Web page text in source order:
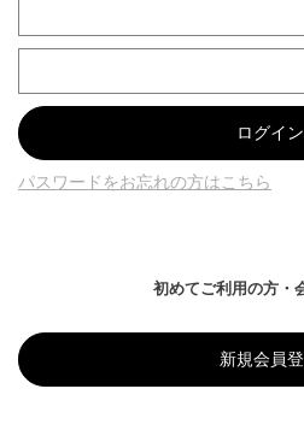
パスワードをお忘れの方はこちら
初めてご利用の方・